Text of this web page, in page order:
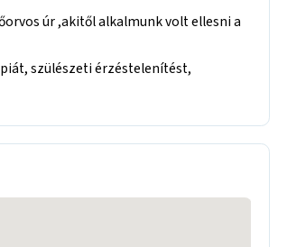
úr ,akitől alkalmunk volt ellesni a
szülészeti érzéstelenítést,